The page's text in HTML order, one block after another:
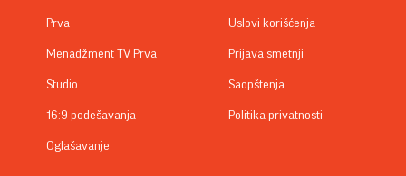
Prva
Menadžment TV Prva
Studio
16:9 podešavanja
Oglašavanje
Uslovi korišćenja
Prijava smetnji
Saopštenja
Politika privatnosti